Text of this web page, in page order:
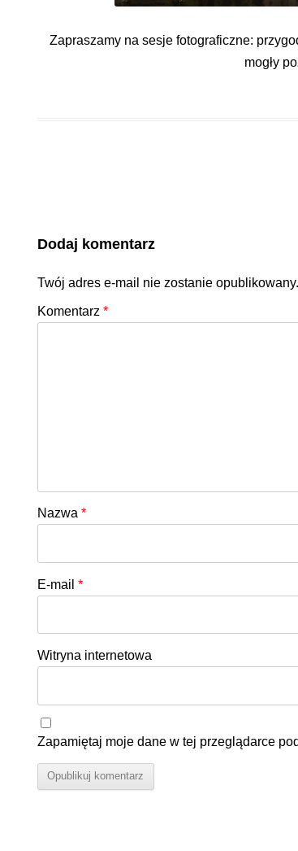
Zapraszamy na sesje fotograficzne:
mogły
Dodaj komentarz
Twój adres e-mail nie zostanie opublikowany.
Komentarz *
Nazwa *
E-mail *
Witryna internetowa
Zapamiętaj moje dane w tej przeglądarce